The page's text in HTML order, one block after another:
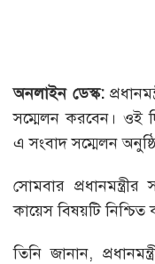
অনলাইন ডেস্ক:
সম্মেলন করবেন। ওই
এ সংবাদ সম্মেলন
সোমবার
কায়েস বিষয়টি নিশ্চিত
তিনি জানান,